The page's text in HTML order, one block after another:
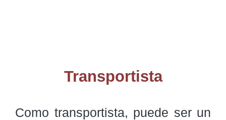
Transportista
Como transportista, puede ser un